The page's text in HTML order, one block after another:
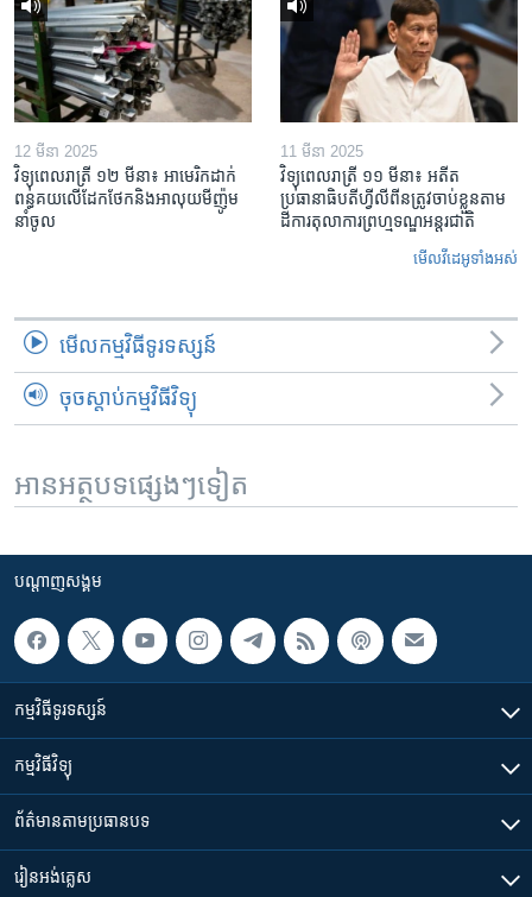
12 មីនា 2025
វិទ្យុពេលរាត្រី ១២ មីនា៖ អាមេរិក​ដាក់​
ពន្ធគយ​លើ​ដែកថែក​និង​អាលុយ​មីញ៉ូម​
នាំចូល
11 មីនា 2025
វិទ្យុពេលរាត្រី ១១ មីនា៖ អតីត​
ប្រធានាធិបតីហ្វីលីពីន​ត្រូវ​ចាប់ខ្លួនតាម
ដីការ​តុលាការ​ព្រហ្មទណ្ឌ​អន្តរជាតិ
មើល​វីដេអូ​ទាំង​អស់
មើល​កម្មវិធី​ទូរទស្សន៍
ចុចស្តាប់កម្មវិធីវិទ្យុ
អានអត្ថបទផ្សេងៗទៀត
បណ្តាញ​សង្គម
កម្មវិធី​ទូរទស្សន៍
កម្មវិធី​វិទ្យុ
ព័ត៌មាន​តាមប្រធានបទ​
រៀន​​អង់គ្លេស